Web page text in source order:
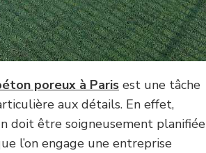
poreux à Paris est une tâche
aux détails. En effet,
doit être soigneusement planifiée
l’on engage une entreprise